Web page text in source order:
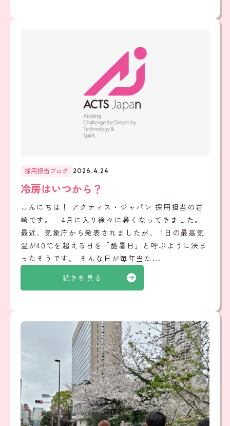
続きを見る
採用担当ブログ 2026.4.24
冷房はいつから？
こんにちは！ アクティス・ジャパン 採用担当の岩
崎です。 4月に入り徐々に暑くなってきました。
最近、気象庁から発表されましたが、 1日の最高気
温が40℃を超える日を「酷暑日」と呼ぶように決ま
ったそうです。 そんな日が毎年当た...